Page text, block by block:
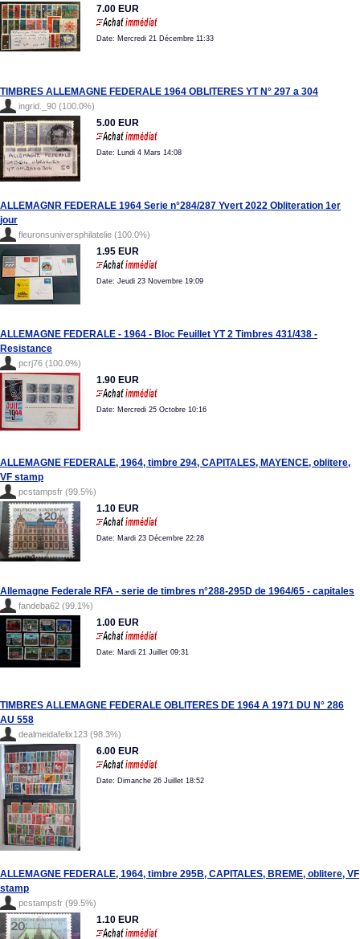
7.00 EUR
Date: Mercredi 21 Décembre 11:33
TIMBRES ALLEMAGNE FEDERALE 1964 OBLITERES YT N° 297 a 304
ingrid._90 (100.0%)
5.00 EUR
Date: Lundi 4 Mars 14:08
ALLEMAGNR FEDERALE 1964 Serie n°284/287 Yvert 2022 Obliteration 1er
jour
fleuronsuniversphilatelie (100.0%)
1.95 EUR
Date: Jeudi 23 Novembre 19:09
ALLEMAGNE FEDERALE - 1964 - Bloc Feuillet YT 2 Timbres 431/438 -
Resistance
pcrj76 (100.0%)
1.90 EUR
Date: Mercredi 25 Octobre 10:16
ALLEMAGNE FEDERALE, 1964, timbre 294, CAPITALES, MAYENCE, oblitere,
VF stamp
pcstampsfr (99.5%)
1.10 EUR
Date: Mardi 23 Décembre 22:28
Allemagne Federale RFA - serie de timbres n°288-295D de 1964/65 - capitales
fandeba62 (99.1%)
1.00 EUR
Date: Mardi 21 Juillet 09:31
TIMBRES ALLEMAGNE FEDERALE OBLITERES DE 1964 A 1971 DU N° 286
AU 558
dealmeidafelix123 (98.3%)
6.00 EUR
Date: Dimanche 26 Juillet 18:52
ALLEMAGNE FEDERALE, 1964, timbre 295B, CAPITALES, BREME, oblitere, VF
stamp
pcstampsfr (99.5%)
1.10 EUR